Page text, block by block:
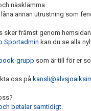
näsklämma.
annan utrustning som
sker främst genom
Sportadmin kan du se alla
grupp som är till för er
oss på
betalar samtidigt.